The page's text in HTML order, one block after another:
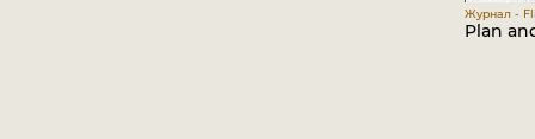
Журнал -
Plan